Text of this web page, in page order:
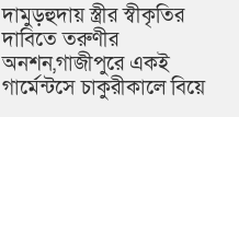
দামুড়হুদায় স্ত্রীর স্বীকৃতির
দাবিতে তরুণীর
অনশন,গাজীপুরে একই
গার্মেন্টসে চাকুরীকালে বিয়ে